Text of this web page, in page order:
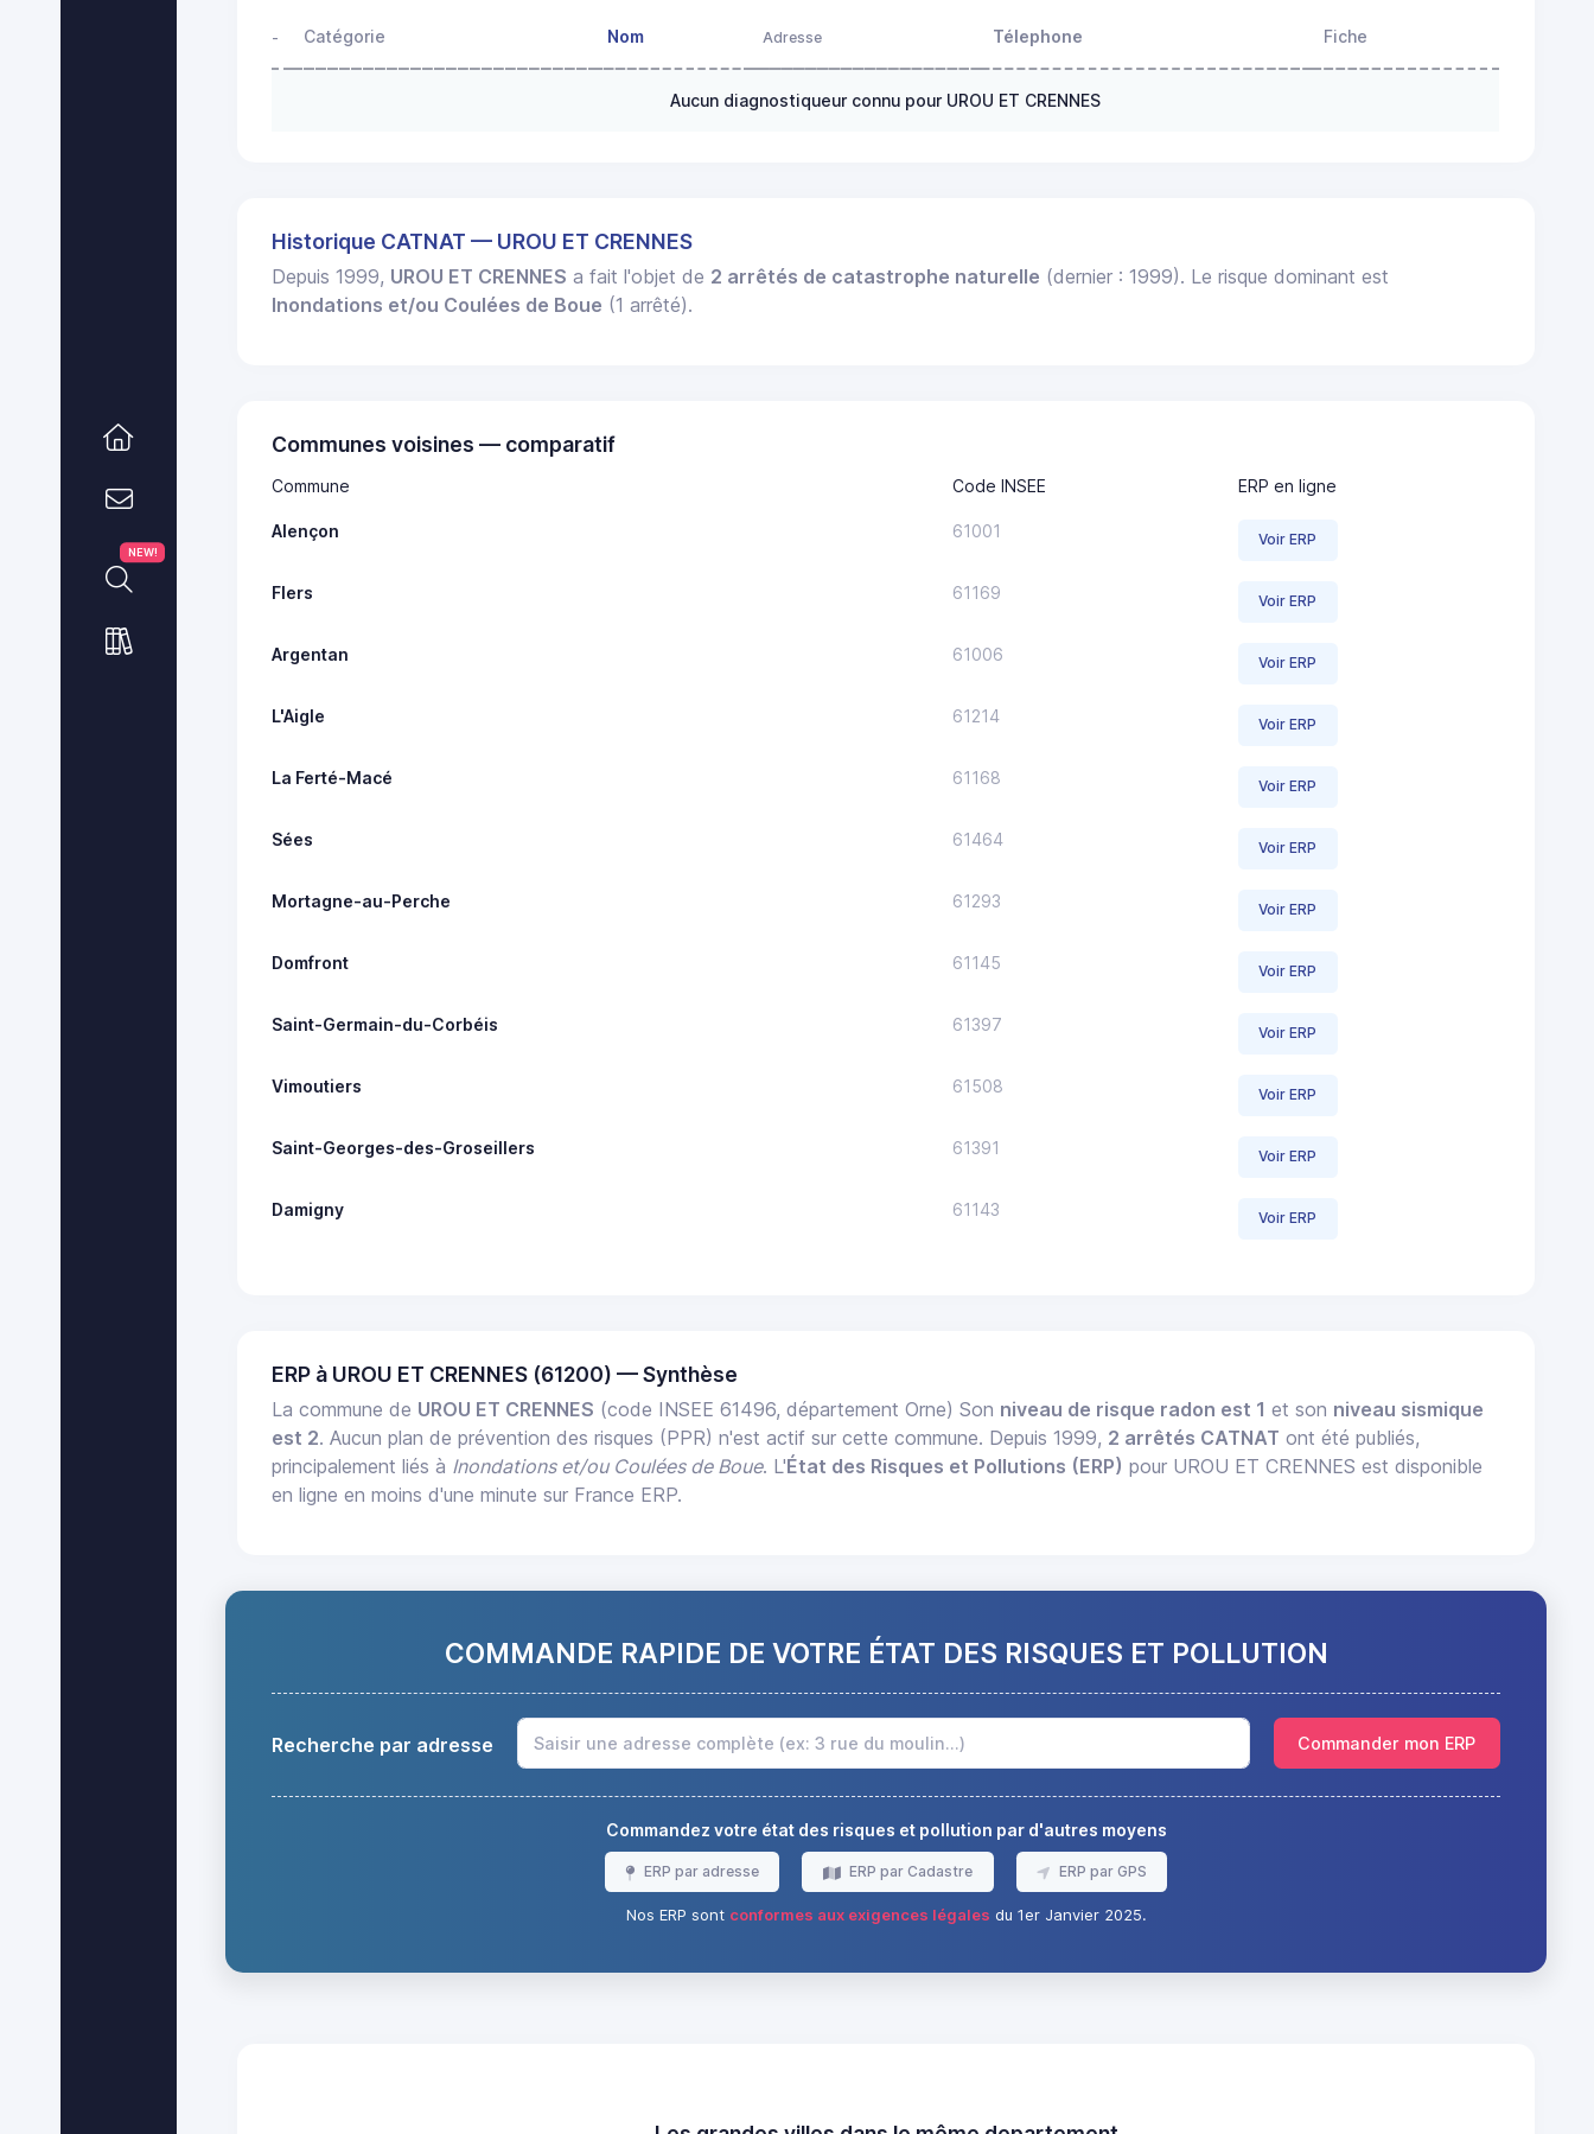
NEW!
- Catégorie Nom Adresse Télephone Fiche
Aucun diagnostiqueur connu pour UROU ET CRENNES
Historique CATNAT — UROU ET CRENNES
Depuis 1999, UROU ET CRENNES a fait l'objet de 2 arrêtés de catastrophe naturelle (dernier : 1999). Le risque dominant est
Inondations et/ou Coulées de Boue (1 arrêté).
Communes voisines — comparatif
Commune Code INSEE ERP en ligne
Alençon 61001 Voir ERP
Flers 61169 Voir ERP
Argentan 61006 Voir ERP
L'Aigle 61214 Voir ERP
La Ferté-Macé 61168 Voir ERP
Sées 61464 Voir ERP
Mortagne-au-Perche 61293 Voir ERP
Domfront 61145 Voir ERP
Saint-Germain-du-Corbéis 61397 Voir ERP
Vimoutiers 61508 Voir ERP
Saint-Georges-des-Groseillers 61391 Voir ERP
Damigny 61143 Voir ERP
ERP à UROU ET CRENNES (61200) — Synthèse
La commune de UROU ET CRENNES (code INSEE 61496, département Orne) Son niveau de risque radon est 1 et son niveau sismique
est 2. Aucun plan de prévention des risques (PPR) n'est actif sur cette commune. Depuis 1999, 2 arrêtés CATNAT ont été publiés,
principalement liés à Inondations et/ou Coulées de Boue. L'État des Risques et Pollutions (ERP) pour UROU ET CRENNES est disponible
en ligne en moins d'une minute sur France ERP.
COMMANDE RAPIDE DE VOTRE ÉTAT DES RISQUES ET POLLUTION
Recherche par adresse Commander mon ERP
Commandez votre état des risques et pollution par d'autres moyens
ERP par adresse ERP par Cadastre ERP par GPS
Nos ERP sont conformes aux exigences légales du 1er Janvier 2025.